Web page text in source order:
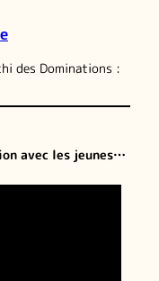
des Dominations :
avec les jeunes…